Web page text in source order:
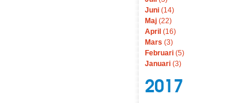
Juni (14)
Maj (22)
April (16)
Mars (3)
Februari (5)
Januari (3)
2017